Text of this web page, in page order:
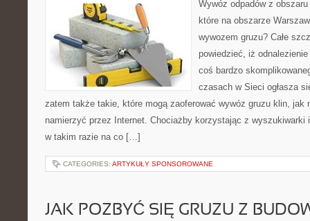
Wywóz odpadów z
które na obszarze
wywozem gruzu? Całe
powiedzieć, iż
coś bardzo
czasach w Sieci ogłasza
zatem także takie, które mogą zaoferować wywóz gruzu klin, jak
namierzyć przez Internet. Chociażby korzystając z wyszukiwarki
w takim razie na co […]
CATEGORIES: ARTYKUŁY SPONSOROWANE
JAK POZBYĆ SIĘ GRUZU Z